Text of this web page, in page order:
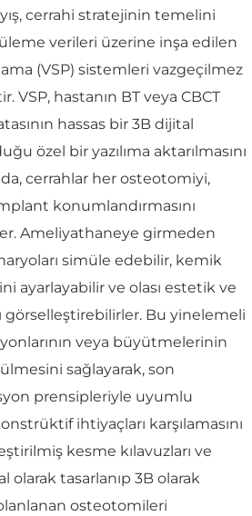
cerrahi stratejinin temelini
verileri üzerine inşa edilen
(VSP) sistemleri vazgeçilmez
VSP, hastanın BT veya CBCT
hassas bir 3B dijital
özel bir yazılıma aktarılmasını
cerrahlar her osteotomiyi,
konumlandırmasını
Ameliyathaneye girmeden
simüle edebilir, kemik
ayarlayabilir ve olası estetik ve
görselleştirebilirler. Bu yinelemeli
veya büyütmelerinin
sağlayarak, son
prensipleriyle uyumlu
ihtiyaçları karşılamasını
kesme kılavuzları ve
olarak tasarlanıp 3B olarak
osteotomileri